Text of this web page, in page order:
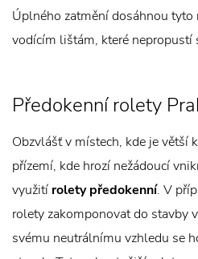
Úplného zatmění dosáhnou
vodícím lištám, které nepropustí
Předokenní rolety
Obzvlášť v místech, kde je větší
přízemí, kde hrozí nežádoucí
využití rolety předokenní. V
rolety zakomponovat do stavby
svému neutrálnímu vzhledu se